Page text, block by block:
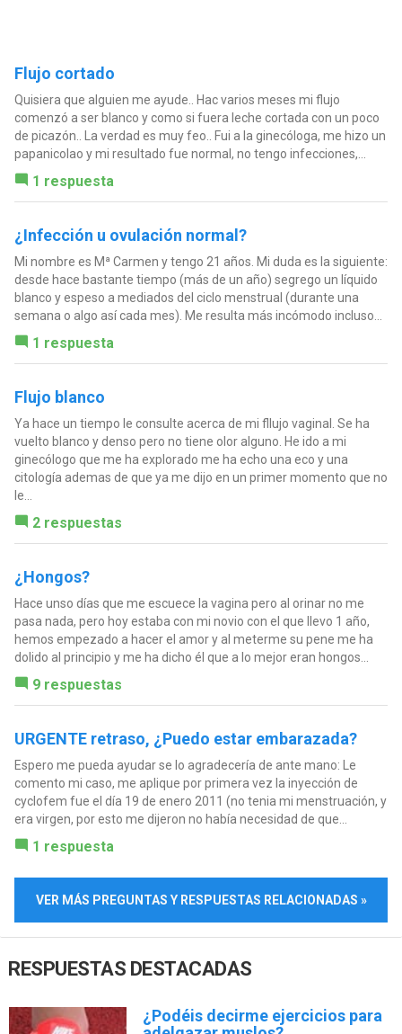
Flujo cortado
Quisiera que alguien me ayude.. Hac varios meses mi flujo
comenzó a ser blanco y como si fuera leche cortada con un poco
de picazón.. La verdad es muy feo.. Fui a la ginecóloga, me hizo un
papanicolao y mi resultado fue normal, no tengo infecciones,...
1 respuesta
¿Infección u ovulación normal?
Mi nombre es Mª Carmen y tengo 21 años. Mi duda es la siguiente:
desde hace bastante tiempo (más de un año) segrego un líquido
blanco y espeso a mediados del ciclo menstrual (durante una
semana o algo así cada mes). Me resulta más incómodo incluso...
1 respuesta
Flujo blanco
Ya hace un tiempo le consulte acerca de mi fllujo vaginal. Se ha
vuelto blanco y denso pero no tiene olor alguno. He ido a mi
ginecólogo que me ha explorado me ha echo una eco y una
citología ademas de que ya me dijo en un primer momento que no
le...
2 respuestas
¿Hongos?
Hace unso días que me escuece la vagina pero al orinar no me
pasa nada, pero hoy estaba con mi novio con el que llevo 1 año,
hemos empezado a hacer el amor y al meterme su pene me ha
dolido al principio y me ha dicho él que a lo mejor eran hongos...
9 respuestas
URGENTE retraso, ¿Puedo estar embarazada?
Espero me pueda ayudar se lo agradecería de ante mano: Le
comento mi caso, me aplique por primera vez la inyección de
cyclofem fue el día 19 de enero 2011 (no tenia mi menstruación, y
era virgen, por esto me dijeron no había necesidad de que...
1 respuesta
VER MÁS PREGUNTAS Y RESPUESTAS RELACIONADAS »
RESPUESTAS DESTACADAS
¿Podéis decirme ejercicios para